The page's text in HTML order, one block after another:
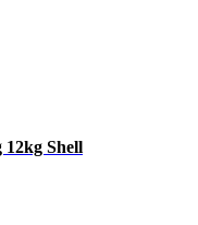
Shell